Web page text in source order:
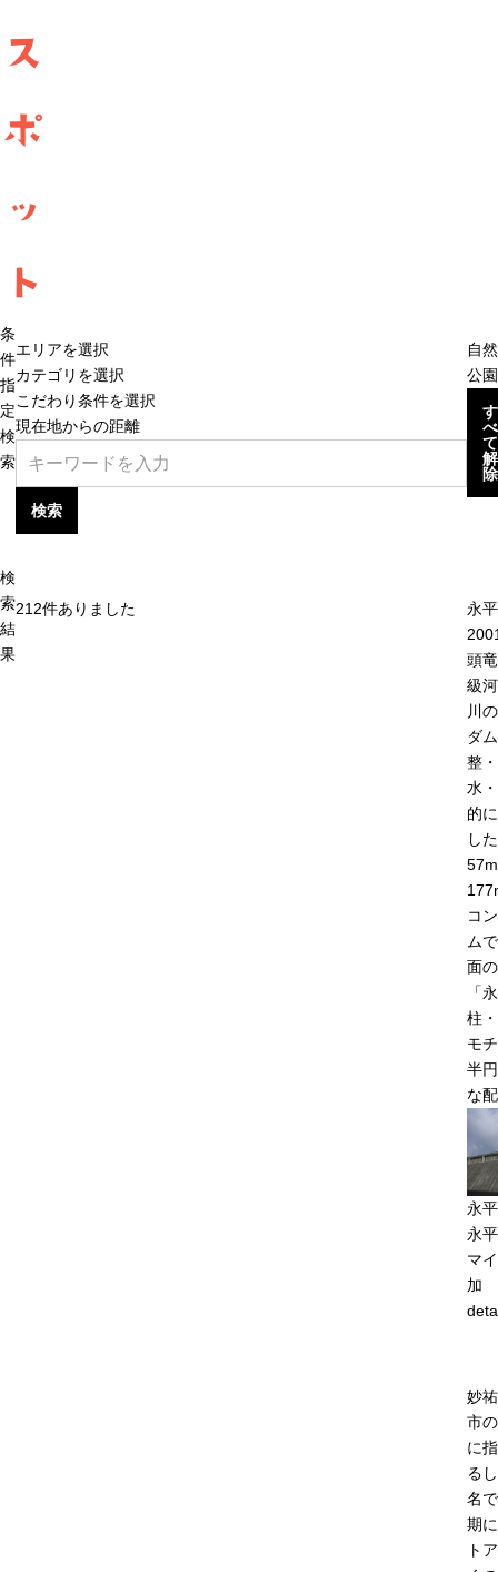
ス
ポ
ッ
ト
条
件
指
定
検
索
エリアを選択
カテゴリを選択
こだわり条件を選択
現在地からの距離
検索
自
公園
す
べ
て
解
除
検
索
結
果
212件ありました
永
頭
級
川
ダ
整
水
的
し
コ
ム
面
「
柱
モ
半
な
永
永
マ
加
妙
市
に
る
名
期
ト